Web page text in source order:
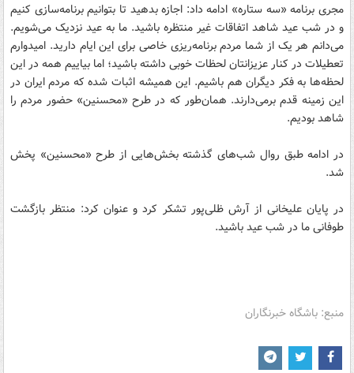
مجری برنامه «سه ستاره» ادامه داد: اجازه بدهید تا بتوانیم برنامه‌سازی کنیم
و در شب عید شاهد اتفاقات غیر منتظره باشید. ما به عید نزدیک می‌شویم.
می‌دانم هر یک از شما مردم برنامه‌ریزی خاصی برای این ایام دارید. امیدوارم
تعطیلات در کنار عزیزانتان لحظات خوبی داشته باشید؛ اما بیاییم همه در این
لحظه‌ها به فکر دیگران هم باشیم. این همیشه اثبات شده که مردم ایران در
این زمینه قدم برمی‌دارند. همان‌طور که در طرح «محسنین» حضور مردم را
شاهد بودیم.
در ادامه طبق روال شب‌های گذشته بخش‌هایی از طرح «محسنین» پخش
شد.
در پایان علیخانی از آرش ظلی‌پور تشکر کرد و عنوان کرد: منتظر بازگشت
طوفانی ما در شب عید باشید.
منبع: باشگاه خبرنگاران